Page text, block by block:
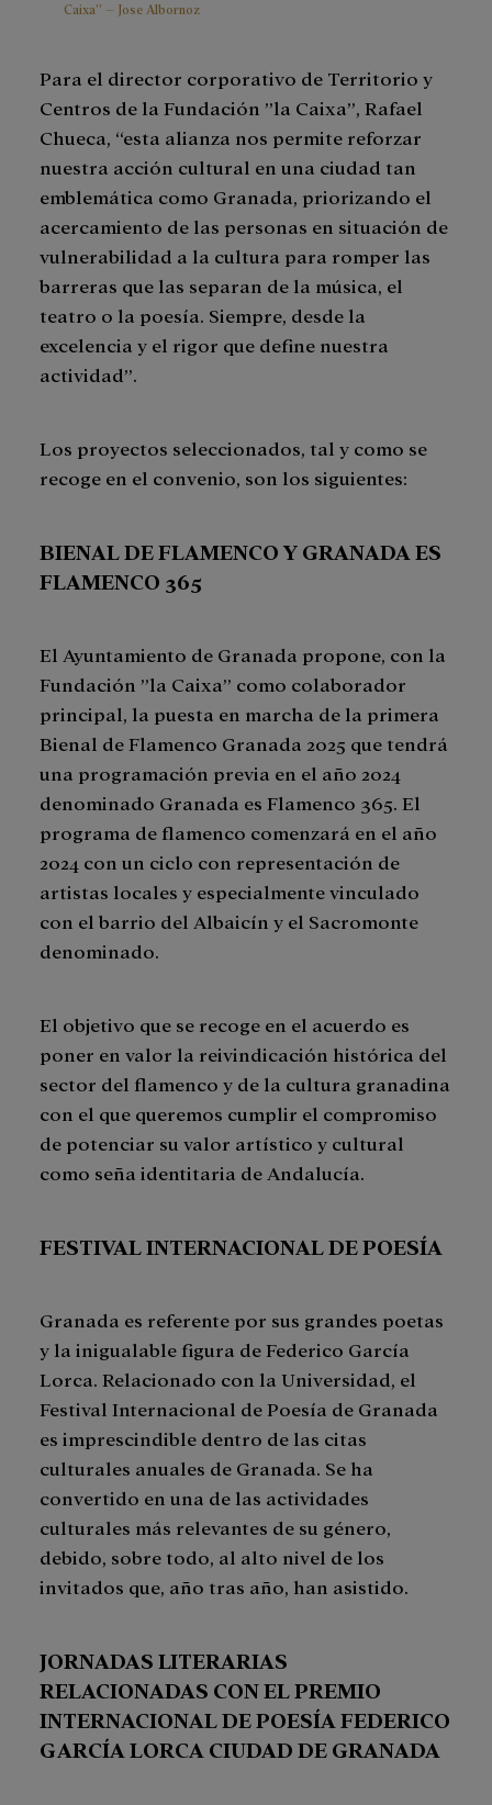
Caixa” – Jose Albornoz
Para el director corporativo de Territorio y
Centros de la Fundación ”la Caixa”, Rafael
Chueca, “esta alianza nos permite reforzar
nuestra acción cultural en una ciudad tan
emblemática como Granada, priorizando el
acercamiento de las personas en situación de
vulnerabilidad a la cultura para romper las
barreras que las separan de la música, el
teatro o la poesía. Siempre, desde la
excelencia y el rigor que define nuestra
actividad”.
Los proyectos seleccionados, tal y como se
recoge en el convenio, son los siguientes:
BIENAL DE FLAMENCO Y GRANADA ES
FLAMENCO 365
El Ayuntamiento de Granada propone, con la
Fundación ”la Caixa” como colaborador
principal, la puesta en marcha de la primera
Bienal de Flamenco Granada 2025 que tendrá
una programación previa en el año 2024
denominado Granada es Flamenco 365. El
programa de flamenco comenzará en el año
2024 con un ciclo con representación de
artistas locales y especialmente vinculado
con el barrio del Albaicín y el Sacromonte
denominado.
El objetivo que se recoge en el acuerdo es
poner en valor la reivindicación histórica del
sector del flamenco y de la cultura granadina
con el que queremos cumplir el compromiso
de potenciar su valor artístico y cultural
como seña identitaria de Andalucía.
FESTIVAL INTERNACIONAL DE POESÍA
Granada es referente por sus grandes poetas
y la inigualable figura de Federico García
Lorca. Relacionado con la Universidad, el
Festival Internacional de Poesía de Granada
es imprescindible dentro de las citas
culturales anuales de Granada. Se ha
convertido en una de las actividades
culturales más relevantes de su género,
debido, sobre todo, al alto nivel de los
invitados que, año tras año, han asistido.
JORNADAS LITERARIAS
RELACIONADAS CON EL PREMIO
INTERNACIONAL DE POESÍA FEDERICO
GARCÍA LORCA CIUDAD DE GRANADA